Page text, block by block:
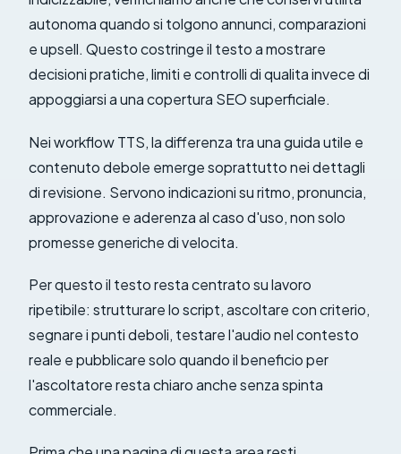
autonoma quando si tolgono annunci, comparazioni
e upsell. Questo costringe il testo a mostrare
decisioni pratiche, limiti e controlli di qualita invece di
appoggiarsi a una copertura SEO superficiale.
Nei workflow TTS, la differenza tra una guida utile e
contenuto debole emerge soprattutto nei dettagli
di revisione. Servono indicazioni su ritmo, pronuncia,
approvazione e aderenza al caso d'uso, non solo
promesse generiche di velocita.
Per questo il testo resta centrato su lavoro
ripetibile: strutturare lo script, ascoltare con criterio,
segnare i punti deboli, testare l'audio nel contesto
reale e pubblicare solo quando il beneficio per
l'ascoltatore resta chiaro anche senza spinta
commerciale.